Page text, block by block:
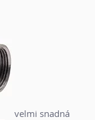
velmi snadná